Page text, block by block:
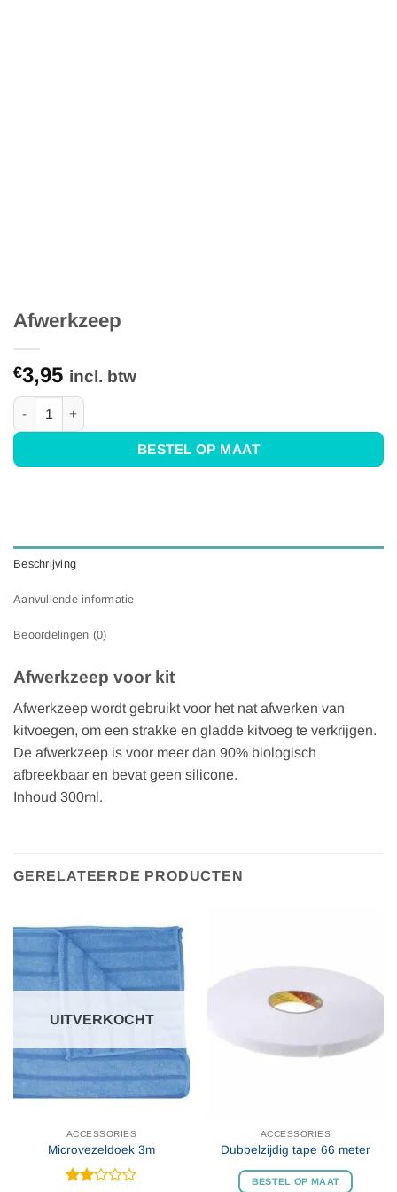
Afwerkzeep
€3,95 incl. btw
Afwerkzeep aantal
BESTEL OP MAAT
Beschrijving
Aanvullende informatie
Beoordelingen (0)
Afwerkzeep voor kit
Afwerkzeep wordt gebruikt voor het nat afwerken van
kitvoegen, om een strakke en gladde kitvoeg te verkrijgen.
De afwerkzeep is voor meer dan 90% biologisch
afbreekbaar en bevat geen silicone.
Inhoud 300ml.
GERELATEERDE PRODUCTEN
UITVERKOCHT
ACCESSORIES
Microvezeldoek 3m
ACCESSORIES
Dubbelzijdig tape 66 meter
BESTEL OP MAAT